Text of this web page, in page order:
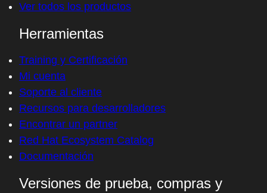
Ver todos los productos
Herramientas
Training y Certificación
Mi cuenta
Soporte al cliente
Recursos para desarrolladores
Encontrar un partner
Red Hat Ecosystem Catalog
Documentación
Versiones de prueba, compras y